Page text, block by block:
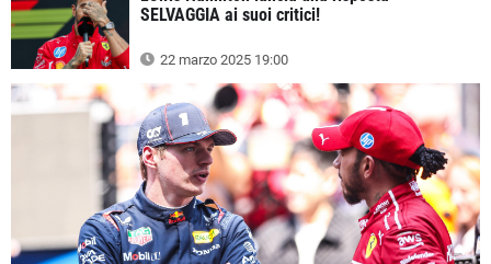
SELVAGGIA ai suoi critici!
22 marzo 2025 19:00